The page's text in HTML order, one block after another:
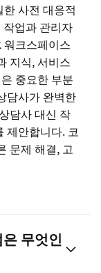
사전 대응적
업과 관리자
크스페이스
지식, 서비스
중요한 부분
담사가 완벽한
담사 대신 작
제안합니다. 코
문제 해결, 고
무엇인